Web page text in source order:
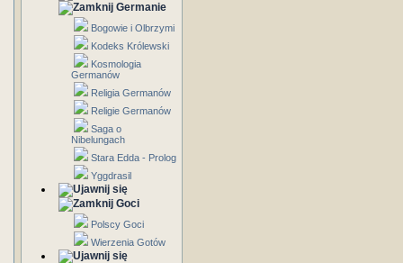
Germanie
Bogowie i Olbrzymi
Kodeks Królewski
Kosmologia
Germanów
Religia Germanów
Religie Germanów
Saga o
Nibelungach
Stara Edda - Prolog
Yggdrasil
Goci
Polscy Goci
Wierzenia Gotów